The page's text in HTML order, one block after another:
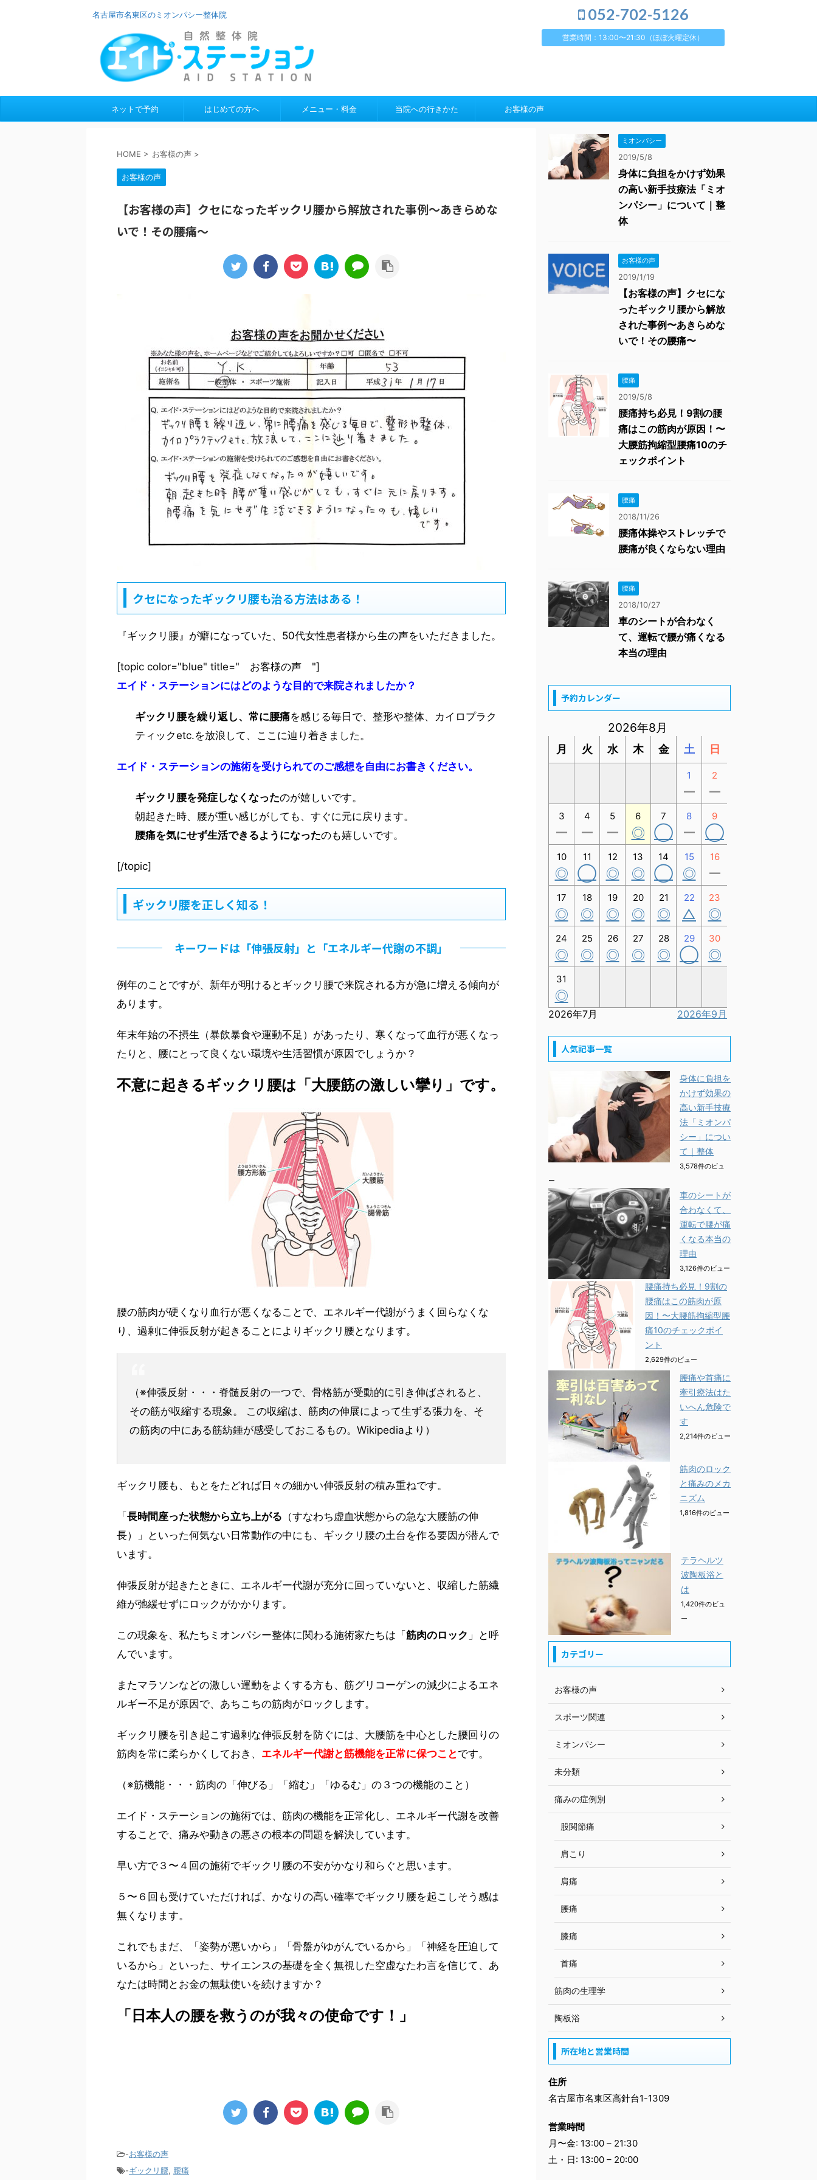
名古屋市名東区のミオンパシー整体院 052-702-5126
営業時間：13:00〜21:30（ほぼ火曜定休）
ネットで予約 はじめての方へ メニュー・料金 当院への行きかた お客様の声
HOME > お客様の声 >
お客様の声
【お客様の声】クセになったギックリ腰から解放された事例〜あきらめな
いで！その腰痛〜
クセになったギックリ腰も治る方法はある！
『ギックリ腰』が癖になっていた、50代女性患者様から生の声をいただきました。
[topic color="blue" title=" お客様の声 "]
エイド・ステーションにはどのような目的で来院されましたか？
ギックリ腰を繰り返し、常に腰痛を感じる毎日で、整形や整体、カイロプラク
ティックetc.を放浪して、ここに辿り着きました。
エイド・ステーションの施術を受けられてのご感想を自由にお書きください。
ギックリ腰を発症しなくなったのが嬉しいです。
朝起きた時、腰が重い感じがしても、すぐに元に戻ります。
腰痛を気にせず生活できるようになったのも嬉しいです。
[/topic]
ギックリ腰を正しく知る！
キーワードは「伸張反射」と「エネルギー代謝の不調」
例年のことですが、新年が明けるとギックリ腰で来院される方が急に増える傾向が
あります。
年末年始の不摂生（暴飲暴食や運動不足）があったり、寒くなって血行が悪くなっ
たりと、腰にとって良くない環境や生活習慣が原因でしょうか？
不意に起きるギックリ腰は「大腰筋の激しい攣り」です。
腰の筋肉が硬くなり血行が悪くなることで、エネルギー代謝がうまく回らなくな
り、過剰に伸張反射が起きることによりギックリ腰となります。
（※伸張反射・・・脊髄反射の一つで、骨格筋が受動的に引き伸ばされると、
その筋が収縮する現象。 この収縮は、筋肉の伸展によって生ずる張力を、そ
の筋肉の中にある筋紡錘が感受しておこるもの。Wikipediaより）
ギックリ腰も、もとをたどれば日々の細かい伸張反射の積み重ねです。
「長時間座った状態から立ち上がる （すなわち虚血状態からの急な大腰筋の伸
長）」といった何気ない日常動作の中にも、ギックリ腰の土台を作る要因が潜んで
います。
伸張反射が起きたときに、エネルギー代謝が充分に回っていないと、収縮した筋繊
維が弛緩せずにロックがかかります。
この現象を、私たちミオンパシー整体に関わる施術家たちは「筋肉のロック 」と呼
んでいます。
またマラソンなどの激しい運動をよくする方も、筋グリコーゲンの減少によるエネ
ルギー不足が原因で、あちこちの筋肉がロックします。
ギックリ腰を引き起こす過剰な伸張反射を防ぐには、大腰筋を中心とした腰回りの
筋肉を常に柔らかくしておき、 エネルギー代謝と筋機能を正常に保つことです。
（※筋機能・・・筋肉の「伸びる」「縮む」「ゆるむ」の３つの機能のこと）
エイド・ステーションの施術では、筋肉の機能を正常化し、エネルギー代謝を改善
することで、痛みや動きの悪さの根本の問題を解決しています。
早い方で３〜４回の施術でギックリ腰の不安がかなり和らぐと思います。
５〜６回も受けていただければ、かなりの高い確率でギックリ腰を起こしそう感は
無くなります。
これでもまだ、「姿勢が悪いから」「骨盤がゆがんでいるから」「神経を圧迫して
いるから」といった、サイエンスの基礎を全く無視した空虚なたわ言を信じて、あ
なたは時間とお金の無駄使いを続けますか？
「日本人の腰を救うのが我々の使命です！」
-お客様の声
-ギックリ腰, 腰痛
ミオンパシー
2019/5/8
身体に負担をかけず効果
の高い新手技療法「ミオ
ンパシー」について｜整
体
お客様の声
2019/1/19
【お客様の声】クセにな
ったギックリ腰から解放
された事例〜あきらめな
いで！その腰痛〜
腰痛
2019/5/8
腰痛持ち必見！9割の腰
痛はこの筋肉が原因！〜
大腰筋拘縮型腰痛10のチ
ェックポイント
腰痛
2018/11/26
腰痛体操やストレッチで
腰痛が良くならない理由
腰痛
2018/10/27
車のシートが合わなく
て、運転で腰が痛くなる
本当の理由
予約カレンダー
2026年8月
月 火 水 木 金 土 日
1
ー
2
ー
3
ー
4
ー
5
ー
6
◎
7
◯
8
ー
9
◯
10
◎
11
◯
12
◎
13
◎
14
◯
15
◎
16
ー
17
◎
18
◎
19
◎
20
◎
21
◎
22
△
23
◎
24
◎
25
◎
26
◎
27
◎
28
◎
29
◯
30
◎
31
◎
2026年7月 2026年9月
人気記事一覧
身体に負担を
かけず効果の
高い新手技療
法「ミオンパ
シー」につい
て｜整体
3,578件のビュ
ー
車のシートが
合わなくて、
運転で腰が痛
くなる本当の
理由
3,126件のビュー
腰痛持ち必見！9割の
腰痛はこの筋肉が原
因！〜大腰筋拘縮型腰
痛10のチェックポイ
ント
2,629件のビュー
腰痛や首痛に
牽引療法はた
いへん危険で
す
2,214件のビュー
筋肉のロック
と痛みのメカ
ニズム
1,816件のビュー
テラヘルツ
波陶板浴と
は
1,420件のビュ
ー
カテゴリー
お客様の声
スポーツ関連
ミオンパシー
未分類
痛みの症例別
股関節痛
肩こり
肩痛
腰痛
膝痛
首痛
筋肉の生理学
陶板浴
所在地と営業時間
住所
名古屋市名東区高針台1-1309
営業時間
月〜金: 13:00 – 21:30
土・日: 13:00 – 20:00